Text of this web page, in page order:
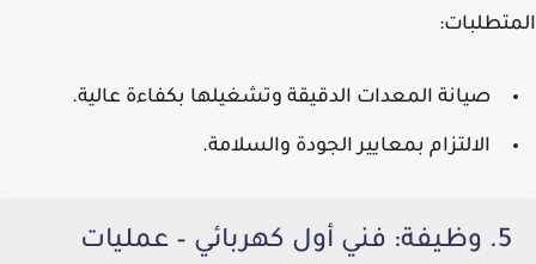
المتطلبات:
صيانة المعدات الدقيقة وتشغيلها بكفاءة عالية.
الالتزام بمعايير الجودة والسلامة.
5. وظيفة: فني أول كهربائي – عمليات